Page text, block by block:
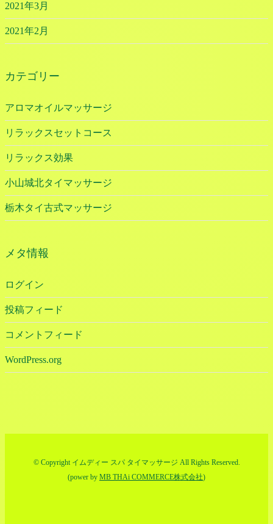
2021年3月
2021年2月
カテゴリー
アロマオイルマッサージ
リラックスセットコース
リラックス効果
小山城北タイマッサージ
栃木タイ古式マッサージ
メタ情報
ログイン
投稿フィード
コメントフィード
WordPress.org
© Copyright イムディー スパ タイマッサージ All Rights Reserved.
(power by MB THAi COMMERCE株式会社)